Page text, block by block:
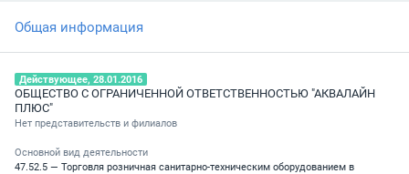
Общая информация
Действующее, 28.01.2016
ОБЩЕСТВО С ОГРАНИЧЕННОЙ ОТВЕТСТВЕННОСТЬЮ "АКВАЛАЙН
ПЛЮС"
Нет представительств и филиалов
Основной вид деятельности
47.52.5 — Торговля розничная санитарно-техническим оборудованием в